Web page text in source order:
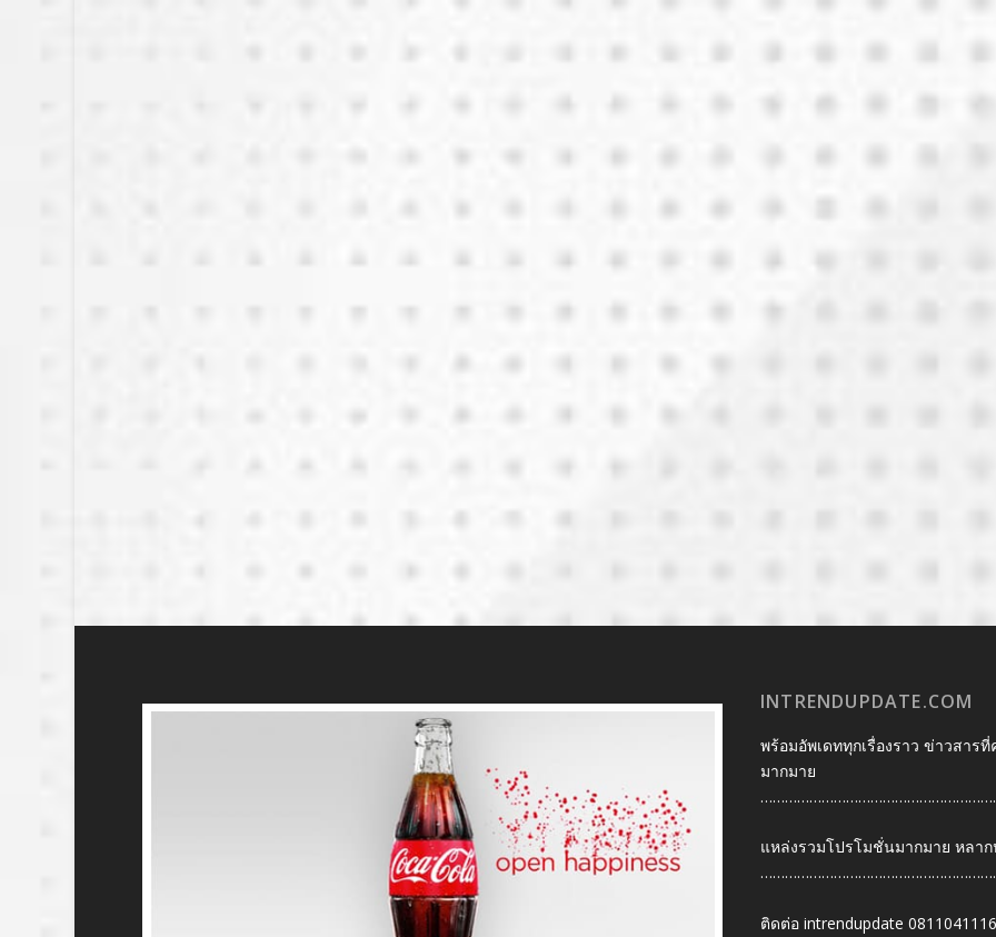
INTRENDUPDATE.COM
พร้อมอัพเดททุกเรื่องราว ข่าวสาร
มากมาย
แหล่งรวมโปรโมชั่นมากมาย หลา
ติดต่อ intrendupdate 0811041116